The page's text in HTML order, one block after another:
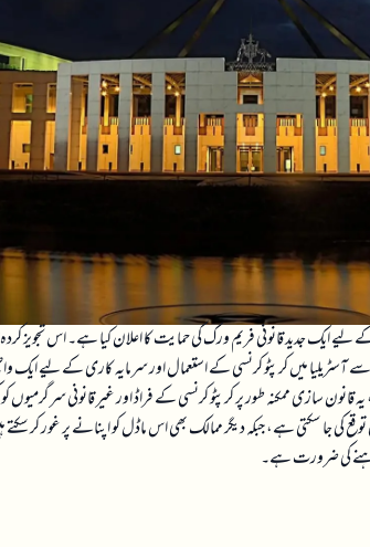
ایک جدید قانونی فریم ورک کی حمایت کا اعلان کیا ہے۔ اس تجویز
آسٹریلیا میں کرپٹو کرنسی کے استعمال اور سرمایہ کاری کے لیے ایک
سازی ممکنہ طور پر کرپٹو کرنسی کے فراڈ اور غیر قانونی
کی جا سکتی ہے، جبکہ دیگر ممالک بھی اس ماڈل کو اپنانے پر غور
رہنے کی ضرورت ہے۔